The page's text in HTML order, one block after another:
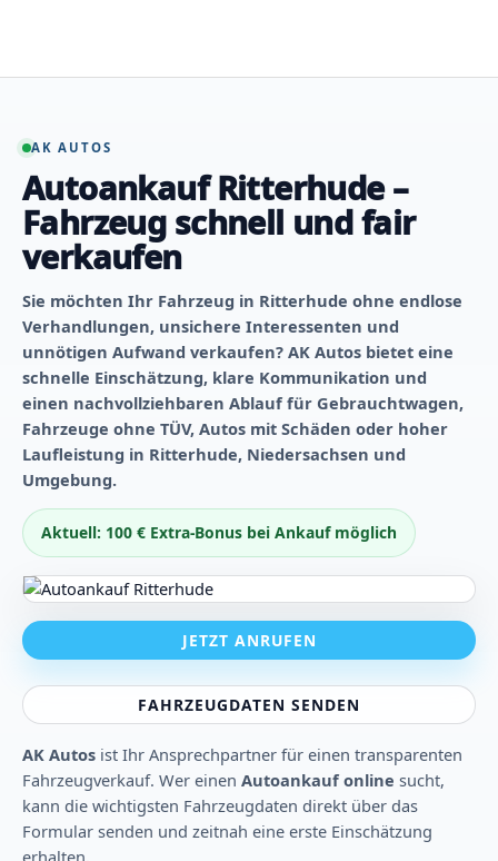
springen
AK AUTOS
Autoankauf Ritterhude –
Fahrzeug schnell und fair
verkaufen
Sie möchten Ihr Fahrzeug in Ritterhude ohne endlose
Verhandlungen, unsichere Interessenten und
unnötigen Aufwand verkaufen? AK Autos bietet eine
schnelle Einschätzung, klare Kommunikation und
einen nachvollziehbaren Ablauf für Gebrauchtwagen,
Fahrzeuge ohne TÜV, Autos mit Schäden oder hoher
Laufleistung in Ritterhude, Niedersachsen und
Umgebung.
Aktuell: 100 € Extra-Bonus bei Ankauf möglich
JETZT ANRUFEN
FAHRZEUGDATEN SENDEN
AK Autos ist Ihr Ansprechpartner für einen transparenten
Fahrzeugverkauf. Wer einen Autoankauf online sucht,
kann die wichtigsten Fahrzeugdaten direkt über das
Formular senden und zeitnah eine erste Einschätzung
erhalten.